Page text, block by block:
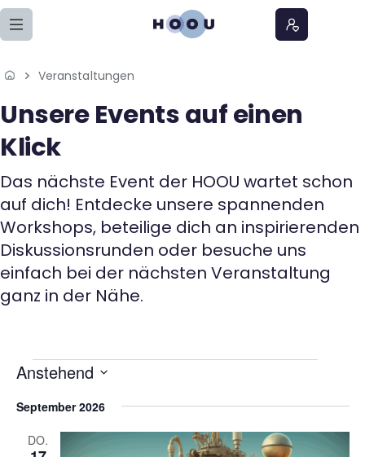
Zum Seiteninhalt springen
Home
Lernangebote
Podcasts
Meine Lernangebote
News
Veranstaltungen
Veranstaltungen
Unsere Events auf einen
Klick
Das nächste Event der HOOU wartet schon
auf dich! Entdecke unsere spannenden
Workshops, beteilige dich an inspirierenden
Diskussionsrunden oder besuche uns
einfach bei der nächsten Veranstaltung
ganz in der Nähe.
V
e
Anstehend
a
September 2026
DO.